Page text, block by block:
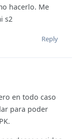
hacerlo. Me
s2
Reply
en todo caso
para poder